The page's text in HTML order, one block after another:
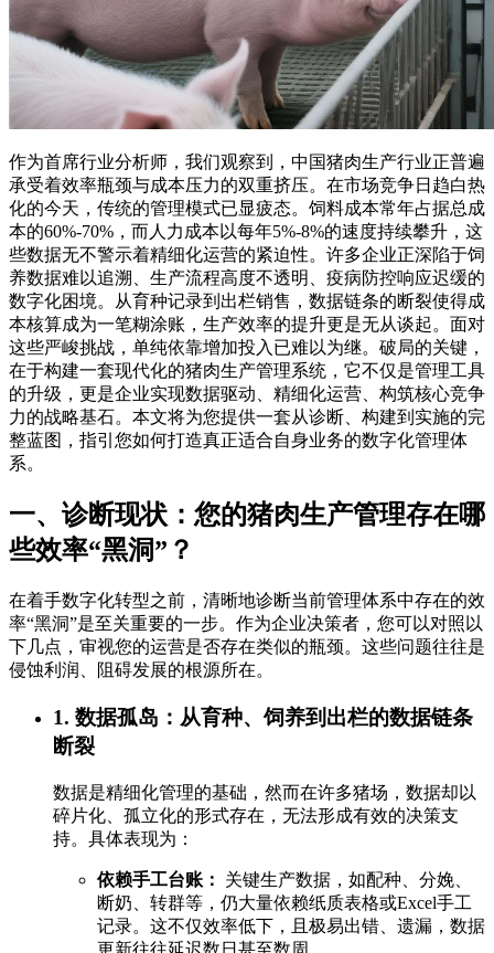
作为首席行业分析师，我们观察到，中国猪肉生产行业正普遍
承受着效率瓶颈与成本压力的双重挤压。在市场竞争日趋白热
化的今天，传统的管理模式已显疲态。饲料成本常年占据总成
本的60%-70%，而人力成本以每年5%-8%的速度持续攀升，这
些数据无不警示着精细化运营的紧迫性。许多企业正深陷于饲
养数据难以追溯、生产流程高度不透明、疫病防控响应迟缓的
数字化困境。从育种记录到出栏销售，数据链条的断裂使得成
本核算成为一笔糊涂账，生产效率的提升更是无从谈起。面对
这些严峻挑战，单纯依靠增加投入已难以为继。破局的关键，
在于构建一套现代化的猪肉生产管理系统，它不仅是管理工具
的升级，更是企业实现数据驱动、精细化运营、构筑核心竞争
力的战略基石。本文将为您提供一套从诊断、构建到实施的完
整蓝图，指引您如何打造真正适合自身业务的数字化管理体
系。
一、诊断现状：您的猪肉生产管理存在哪
些效率“黑洞”？
在着手数字化转型之前，清晰地诊断当前管理体系中存在的效
率“黑洞”是至关重要的一步。作为企业决策者，您可以对照以
下几点，审视您的运营是否存在类似的瓶颈。这些问题往往是
侵蚀利润、阻碍发展的根源所在。
1. 数据孤岛：从育种、饲养到出栏的数据链条
断裂
数据是精细化管理的基础，然而在许多猪场，数据却以
碎片化、孤立化的形式存在，无法形成有效的决策支
持。具体表现为：
依赖手工台账：
关键生产数据，如配种、分娩、
断奶、转群等，仍大量依赖纸质表格或Excel手工
记录。这不仅效率低下，且极易出错、遗漏，数据
更新往往延迟数日甚至数周。